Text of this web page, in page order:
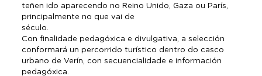
teñen ido aparecendo no Reino Unido, Gaza ou París,
principalmente no que vai de
século.
Con finalidade pedagóxica e divulgativa, a selección
conformará un percorrido turístico dentro do casco
urbano de Verín, con secuencialidade e información
pedagóxica.